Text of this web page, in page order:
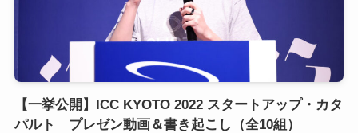
【一挙公開】ICC KYOTO 2022 スタートアップ・カタ
パルト プレゼン動画＆書き起こし（全10組）